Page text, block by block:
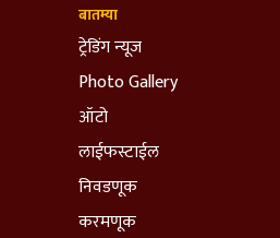
बातम्या
ट्रेडिंग न्यूज
Photo Gallery
ऑटो
लाईफस्टाईल
निवडणूक
करमणूक